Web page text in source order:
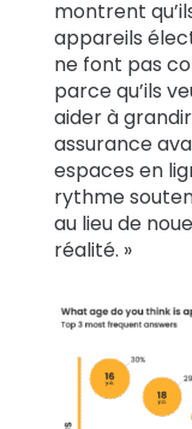
montrent
appareils
ne font pas
parce qu’ils
aider à
assurance
espaces en
rythme
au lieu de
réalité. »